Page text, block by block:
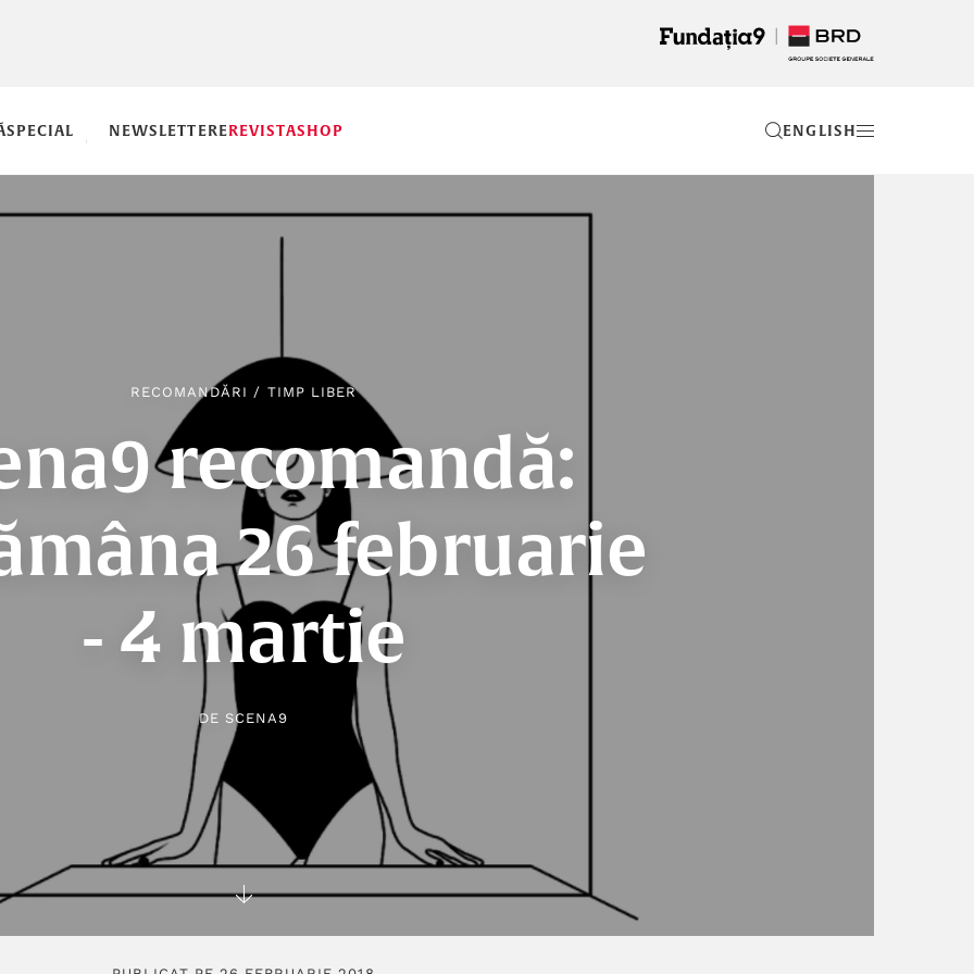
SPECIAL NEWSLETTEREREVISTASHOP EN
RECOMANDĂRI / TIMP LIBER
recomandă:
26 februarie
- 4 martie
DE SCENA9